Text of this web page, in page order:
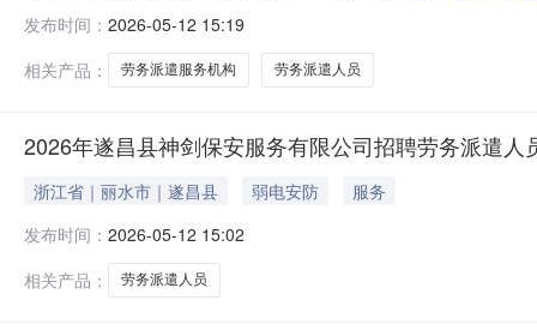
发布时间： 2026-05-12 15:19
相关产品：
劳务派遣服务机构 劳务派遣人员
2026年遂昌县神剑保安服务有限公司招聘劳务派遣人
浙江省｜丽水市｜遂昌县 弱电安防
服务
发布时间： 2026-05-12 15:02
相关产品：
劳务派遣人员